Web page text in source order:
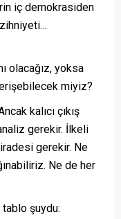
iç demokrasiden
zihniyeti…
olacağız, yoksa
miyiz?
kalıcı çıkış
gerekir. İlkeli
gerekir. Ne
Ne de her
tablo şuydu: